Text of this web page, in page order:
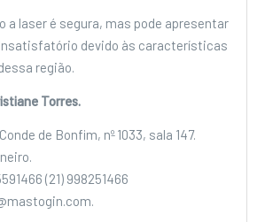
a laser é segura, mas pode apresentar
devido às características
região.
Torres.
de Bonfim, nº 1033, sala 147.
(21) 998251466